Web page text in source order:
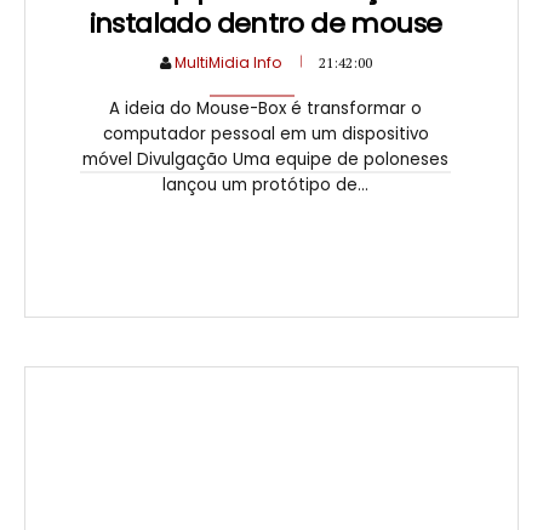
instalado dentro de mouse
MultiMidia Info 21:42:00
A ideia do Mouse-Box é transformar o
computador pessoal em um dispositivo
móvel Divulgação Uma equipe de poloneses
lançou um protótipo de...